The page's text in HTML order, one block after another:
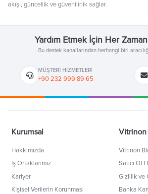
akışı, güncellik ve güvenilirlik sağlar.
Yardım Etmek İçin Her
Bu destek kanallarından herhangi biri
MÜŞTERI HIZMETLERI
+90 232 999 89 65
Kurumsal
Hakkımızda
İş Ortaklarımız
Kariyer
Kişisel Verilerin Korunması
Vitrinon
Vitrinon
Satıcı Ol
Gizlilik ve
Banka